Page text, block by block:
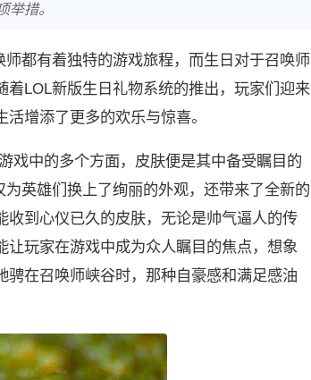
举措。
都有着独特的游戏旅程，而生日对于召唤师
LOL新版生日礼物系统的推出，玩家们迎来
增添了更多的欢乐与惊喜。
戏中的多个方面，皮肤便是其中备受瞩目的
英雄们换上了绚丽的外观，还带来了全新的
到心仪已久的皮肤，无论是帅气逼人的传
玩家在游戏中成为众人瞩目的焦点，想象
在召唤师峡谷时，那种自豪感和满足感油